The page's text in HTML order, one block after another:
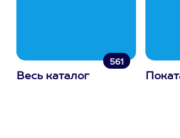
561
Весь каталог